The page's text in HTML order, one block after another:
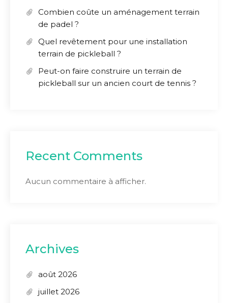
Combien coûte un aménagement terrain
de padel ?
Quel revêtement pour une installation
terrain de pickleball ?
Peut-on faire construire un terrain de
pickleball sur un ancien court de tennis ?
Recent Comments
Aucun commentaire à afficher.
Archives
août 2026
juillet 2026